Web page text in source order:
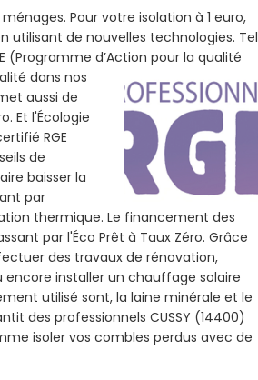
Pour votre isolation à 1 euro,
utilisant de nouvelles technologies. Tel
(Programme d’Action pour la qualité
dans nos
aussi de
Et l'Écologie
RGE
de
baisser la
par
thermique. Le financement des
par l'Éco Prêt à Taux Zéro. Grâce
des travaux de rénovation,
encore installer un chauffage solaire
utilisé sont, la laine minérale et le
des professionnels CUSSY (14400)
isoler vos combles perdus avec de